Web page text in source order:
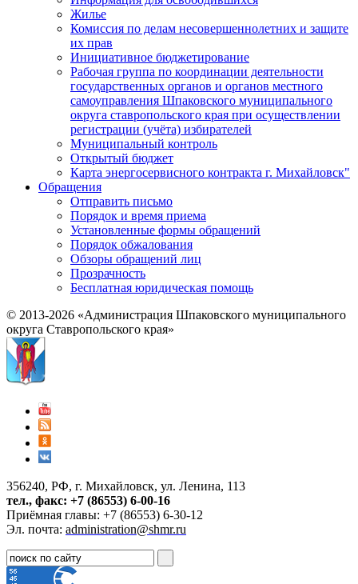
Жилье
Комиссия по делам несовершеннолетних и защите
их прав
Инициативное бюджетирование
Рабочая группа по координации деятельности
государственных органов и органов местного
самоуправления Шпаковского муниципального
округа ставропольского края при осуществлении
регистрации (учёта) избирателей
Муниципальный контроль
Открытый бюджет
Карта энергосервисного контракта г. Михайловск"
Обращения
Отправить письмо
Порядок и время приема
Установленные формы обращений
Порядок обжалования
Обзоры обращений лиц
Прозрачность
Бесплатная юридическая помощь
© 2013-2026 «Администрация Шпаковского муниципального
округа Ставропольского края»
356240, РФ, г. Михайловск, ул. Ленина, 113
тел., факс: +7 (86553) 6-00-16
Приёмная главы: +7 (86553) 6-30-12
Эл. почта: administration@shmr.ru